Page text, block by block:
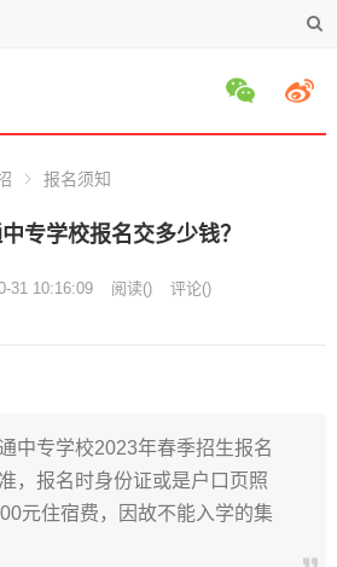
报名须知
专学校报名交多少钱？
31 10:16:09 阅读() 评论()
中专学校2023年春季招生报名
，报名时身份证或是户口页照
元住宿费，因故不能入学的集